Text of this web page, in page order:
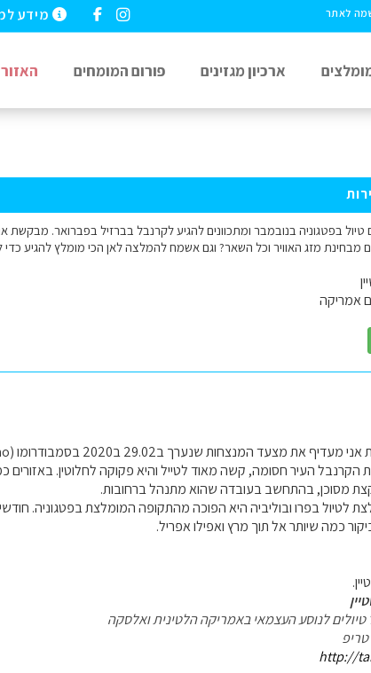
מידע לאתר
ארכיון מגזינים פורום המומחים
טיול בפטגוניה בנובמבר ומתכוונים להגיע לקרנבל בברזיל בפברואר. מבקשת
מבחינת מזג האוויר וכל השאר? וגם אשמח להמלצה לאן הכי מומלץ להגיע
אמריקה
הקרנבל העיר חסומה, קשה מאוד לטייל והיא פקוקה לחלוטין. באזורים
מסוכן, בהתחשב בעובדה שהוא מתנהל ברחובות.
לטיול בפרו ובוליביה היא הפוכה מהתקופה המומלצת בפטגוניה.
כמה שיותר אל תוך מרץ ואפילו אפריל.
טיולים לנוסע העצמאי באמריקה הלטינית ואלסקה
http://